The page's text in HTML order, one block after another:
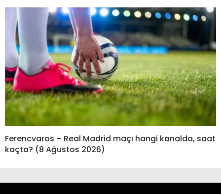
Ferencvaros – Real Madrid maçı hangi kanalda, saat
kaçta? (8 Ağustos 2026)